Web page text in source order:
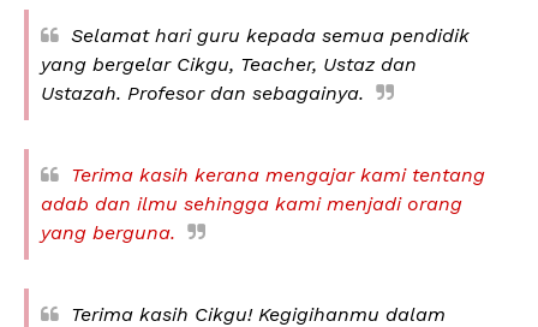
Selamat hari guru kepada semua pendidik
yang bergelar Cikgu, Teacher, Ustaz dan
Ustazah. Profesor dan sebagainya.
Terima kasih kerana mengajar kami tentang
adab dan ilmu sehingga kami menjadi orang
yang berguna.
Terima kasih Cikgu! Kegigihanmu dalam